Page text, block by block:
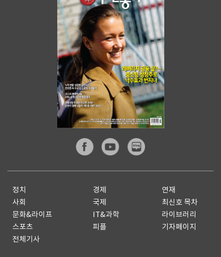
정치 경제
연재
사회
국제
최신호 목차
문화&라이프
IT&과학
라이브러리
스포츠
피플
기자페이지
전체기사